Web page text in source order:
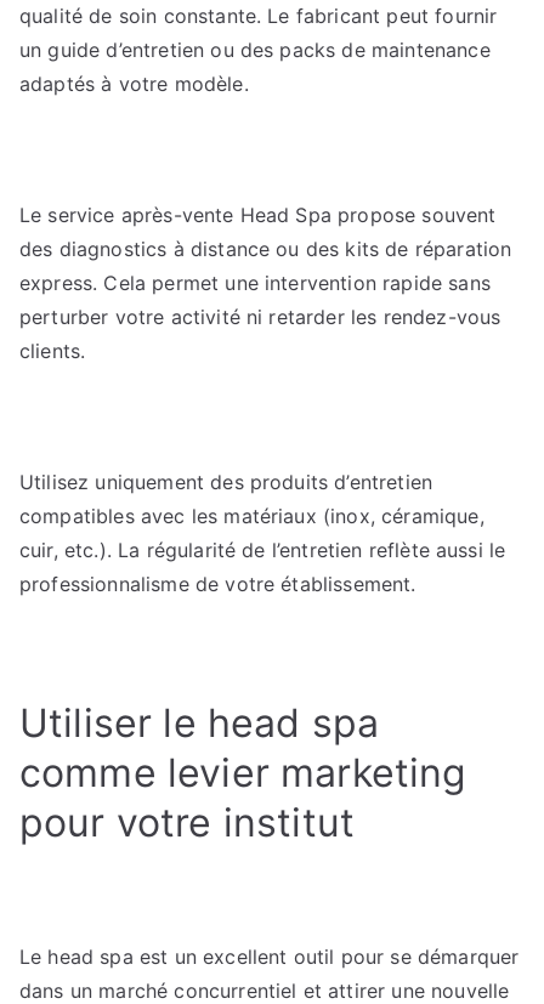
qualité de soin constante. Le fabricant peut fournir
un guide d’entretien ou des packs de maintenance
adaptés à votre modèle.
Le service après-vente Head Spa propose souvent
des diagnostics à distance ou des kits de réparation
express. Cela permet une intervention rapide sans
perturber votre activité ni retarder les rendez-vous
clients.
Utilisez uniquement des produits d’entretien
compatibles avec les matériaux (inox, céramique,
cuir, etc.). La régularité de l’entretien reflète aussi le
professionnalisme de votre établissement.
Utiliser le head spa
comme levier marketing
pour votre institut
Le head spa est un excellent outil pour se démarquer
dans un marché concurrentiel et attirer une nouvelle